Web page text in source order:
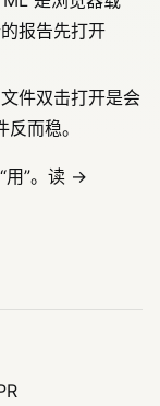
报告先打开
件双击打开是会
而稳。
用”。读 →